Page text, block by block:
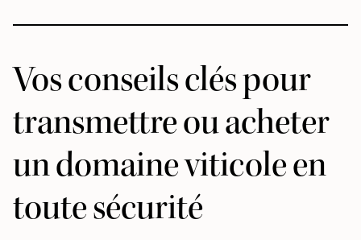
Vos conseils clés pour
transmettre ou acheter
un domaine viticole en
toute sécurité